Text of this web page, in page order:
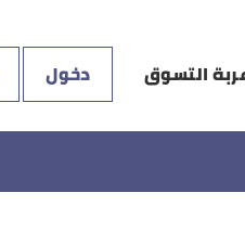
التسوق دخول